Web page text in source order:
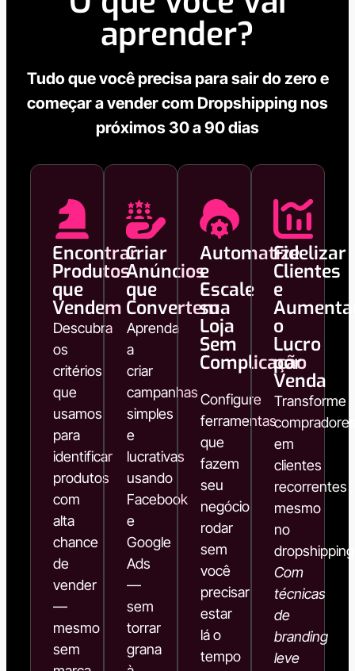
aprender?
Tudo que você precisa para sair do zero e
começar a vender com Dropshipping nos
próximos 30 a 90 dias
Encontrar
Produtos
que
Vendem
Descubra
os
critérios
que
usamos
para
identificar
produtos
com
alta
chance
de
vender
—
mesmo
sem
Criar
Anúncios
que
Convertem
Aprenda
a
criar
campanhas
simples
e
lucrativas
usando
Facebook
e
Google
Ads
—
sem
torrar
grana
Automatize
e
Escale
sua
Loja
Sem
Complicação
Configure
ferramentas
que
fazem
seu
negócio
rodar
sem
você
precisar
estar
lá o
tempo
Fidelizar
Clientes
e
o
Lucro
por
Venda
Transforme
em
clientes
recorrentes
mesmo
no
Com
técnicas
de
branding
leve